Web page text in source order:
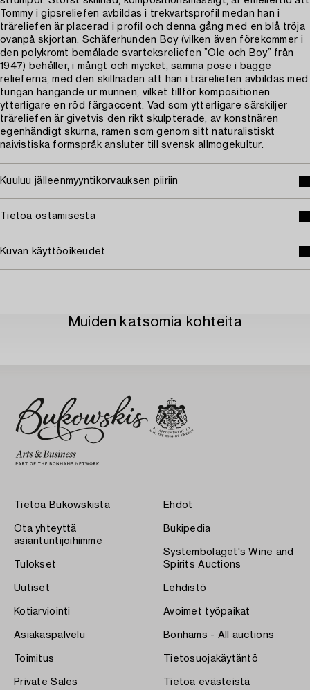
Tommy i gipsreliefen avbildas i trekvartsprofil medan han i
träreliefen är placerad i profil och denna gång med en blå tröja
ovanpå skjortan. Schäferhunden Boy (vilken även förekommer i
den polykromt bemålade svarteksreliefen ”Ole och Boy” från
1947) behåller, i mångt och mycket, samma pose i bägge
relieferna, med den skillnaden att han i träreliefen avbildas med
tungan hängande ur munnen, vilket tillför kompositionen
ytterligare en röd färgaccent. Vad som ytterligare särskiljer
träreliefen är givetvis den rikt skulpterade, av konstnären
egenhändigt skurna, ramen som genom sitt naturalistiskt
naivistiska formspråk ansluter till svensk allmogekultur.
Kuuluu jälleenmyyntikorvauksen piiriin
Tietoa ostamisesta
Kuvan käyttöoikeudet
Muiden katsomia kohteita
Tietoa Bukowskista
Ota yhteyttä
asiantuntijoihimme
Tulokset
Uutiset
Kotiarviointi
Asiakaspalvelu
Toimitus
Private Sales
Ehdot
Bukipedia
Systembolaget's Wine and
Spirits Auctions
Lehdistö
Avoimet työpaikat
Bonhams - All auctions
Tietosuojakäytäntö
Tietoa evästeistä